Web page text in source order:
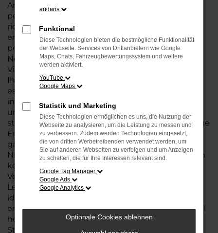
Anforderungen abgestimmt ist. Wenn Sie den
perfekten VW ID.5 suchen, sind Sie bei uns genau
richtig. Unsere große
ermöglicht es Ihnen, das Modell zu finden, das
perfekt zu Ihrem Lebensstil und Budget passt.
Neben dem Kauf Ihres ID.5 bieten wir Ihnen eine
Vielzahl zusätzlicher Services rund um VW, die
Ihnen den gesamten Prozess erleichtern. Egal, ob
es um flexible Finanzierungsmöglichkeiten,
individuelle Leasingangebote oder eine
umfassendeWartung und Reparaturgeht – wir
stehen Ihnen jederzeit zur Seite. Unsere langjährige
Erfahrung und unser kompetentes Team
garantieren Ihnen eine Betreuung auf höchstem
Niveau, sodass Sie sich rundum gut betreut fühlen
können.
Vertrauen Sie auf unser Fachwissen und unsere
Leidenschaft für VW und finden Sie mit uns das
ideale Modell: ID.5, das nicht nur Ihre Erwartungen
erfüllt, sondern Ihre Mobilität auf das nächste Level
hebt. Wir freuen uns darauf, Sie an einem unserer
Standorte in Bremen, Bremerhaven und
audaris
Funktional
Diese Technologien bieten die bestmögliche Funktionalität
der Webseite. Services von Drittanbietern wie Google
Maps, Chats, Fahrzeugbewertungssystem und weitere
werden aktiviert.
YouTube
Google Maps
Statistik und Marketing
Diese Technologien ermöglichen es uns, die Nutzung der
Webseite zu analysieren, um die Leistung zu messen und
zu verbessern. Zudem werden Technologien eingesetzt,
die von dritten Werbetreibenden verwendet werden, um
Sie auf anderen Webseiten zu verfolgen und um Anzeigen
zu schalten, die für Ihre Interessen relevant sind.
Google Tag Manager
Google Ads
Google Analytics
Optionale Cookies ablehnen